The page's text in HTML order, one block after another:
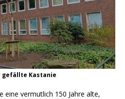
gefällte Kastanie
eine vermutlich 150 Jahre alte,